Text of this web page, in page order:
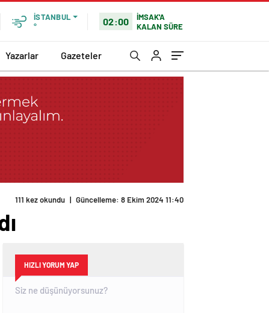
İSTANBUL
°
02:00
İMSAK'A
KALAN SÜRE
Yazarlar Gazeteler
111 kez okundu | Güncelleme: 8 Ekim 2024 11:40
HIZLI YORUM YAP